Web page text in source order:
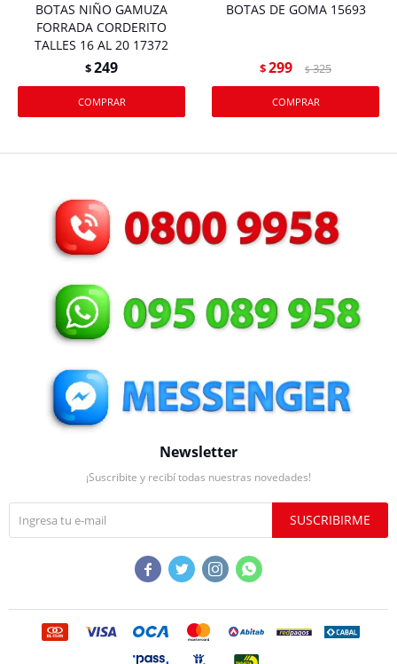
BOTAS NIÑO GAMUZA
FORRADA CORDERITO
TALLES 16 AL 20 17372
$249
BOTAS DE GOMA 15693
$299 $ 325
Newsletter
¡Suscribite y recibí todas nuestras novedades!
SUSCRIBIRME
   